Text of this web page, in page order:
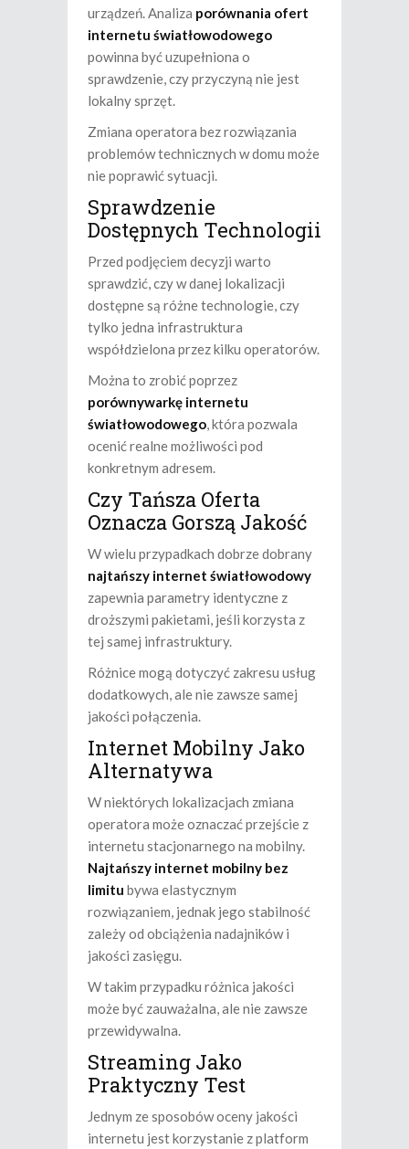
urządzeń. Analiza porównania ofert
internetu światłowodowego
powinna być uzupełniona o
sprawdzenie, czy przyczyną nie jest
lokalny sprzęt.
Zmiana operatora bez rozwiązania
problemów technicznych w domu może
nie poprawić sytuacji.
Sprawdzenie
Dostępnych Technologii
Przed podjęciem decyzji warto
sprawdzić, czy w danej lokalizacji
dostępne są różne technologie, czy
tylko jedna infrastruktura
współdzielona przez kilku operatorów.
Można to zrobić poprzez
porównywarkę internetu
światłowodowego, która pozwala
ocenić realne możliwości pod
konkretnym adresem.
Czy Tańsza Oferta
Oznacza Gorszą Jakość
W wielu przypadkach dobrze dobrany
najtańszy internet światłowodowy
zapewnia parametry identyczne z
droższymi pakietami, jeśli korzysta z
tej samej infrastruktury.
Różnice mogą dotyczyć zakresu usług
dodatkowych, ale nie zawsze samej
jakości połączenia.
Internet Mobilny Jako
Alternatywa
W niektórych lokalizacjach zmiana
operatora może oznaczać przejście z
internetu stacjonarnego na mobilny.
Najtańszy internet mobilny bez
limitu bywa elastycznym
rozwiązaniem, jednak jego stabilność
zależy od obciążenia nadajników i
jakości zasięgu.
W takim przypadku różnica jakości
może być zauważalna, ale nie zawsze
przewidywalna.
Streaming Jako
Praktyczny Test
Jednym ze sposobów oceny jakości
internetu jest korzystanie z platform